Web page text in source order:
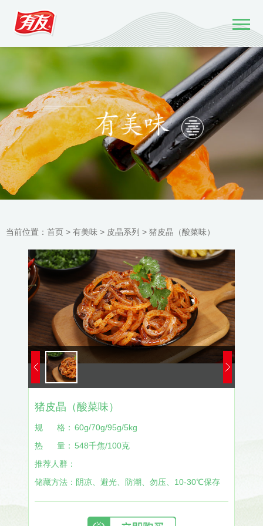
当前位置： 首页 > 有美味 > 皮晶系列 > 猪皮晶（酸菜味）
猪皮晶（酸菜味）
规 格： 60g/70g/95g/5kg
热
量： 548千焦/100克
推荐人群：
储藏方法： 阴凉、避光、防潮、勿压、10-30℃保存